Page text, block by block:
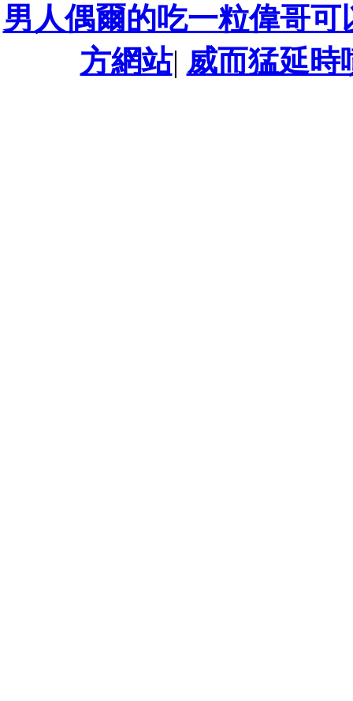
男人偶爾的吃一粒偉哥可
方網站| 威而猛延時